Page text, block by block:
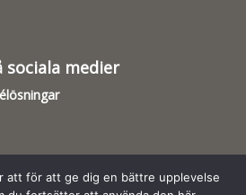
sociala medier
att för att ge dig en bättre upplevelse